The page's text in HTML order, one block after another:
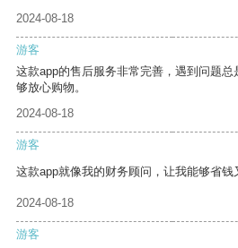
2024-08-18
游客
这款app的售后服务非常完善，遇到问题
够放心购物。
2024-08-18
游客
这款app就像我的财务顾问，让我能够省钱
2024-08-18
游客